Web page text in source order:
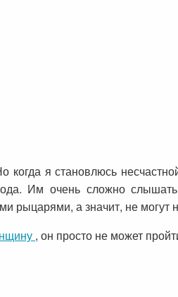
когда я становлюсь
Им очень сложно
рыцарями, а значит, не могут
, он просто не может